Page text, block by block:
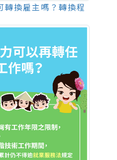
轉換雇主嗎？轉換程